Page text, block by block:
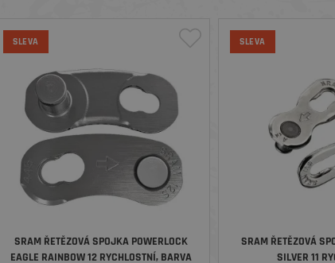
SLEVA
SRAM ŘETĚZOVÁ SPOJKA POWERLOCK
EAGLE RAINBOW 12 RYCHLOSTNÍ, BARVA
SLEVA
SRAM ŘETĚZOVÁ
SILVER 11